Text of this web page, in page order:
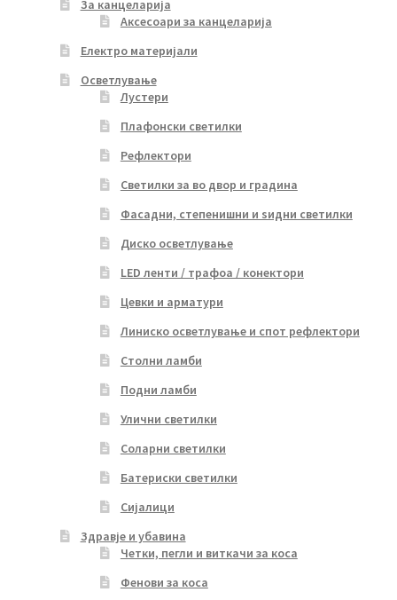
За канцеларија
Аксесоари за канцеларија
Електро материјали
Осветлување
Лустери
Плафонски светилки
Рефлектори
Светилки за во двор и градина
Фасадни, степенишни и ѕидни светилки
Диско осветлување
LED ленти / трафоа / конектори
Цевки и арматури
Линиско осветлување и спот рефлектори
Столни ламби
Подни ламби
Улични светилки
Соларни светилки
Батериски светилки
Сијалици
Здравје и убавина
Четки, пегли и виткачи за коса
Фенови за коса